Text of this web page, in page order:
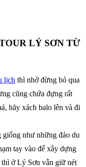
LÝ SƠN TỪ
lịch thì nhớ đừng bỏ qua
cũng chứa đựng rất
hãy xách balo lên và đi
giống như những đảo du
tay vào để xây dựng
thì ở Lý Sơn vẫn giữ nét